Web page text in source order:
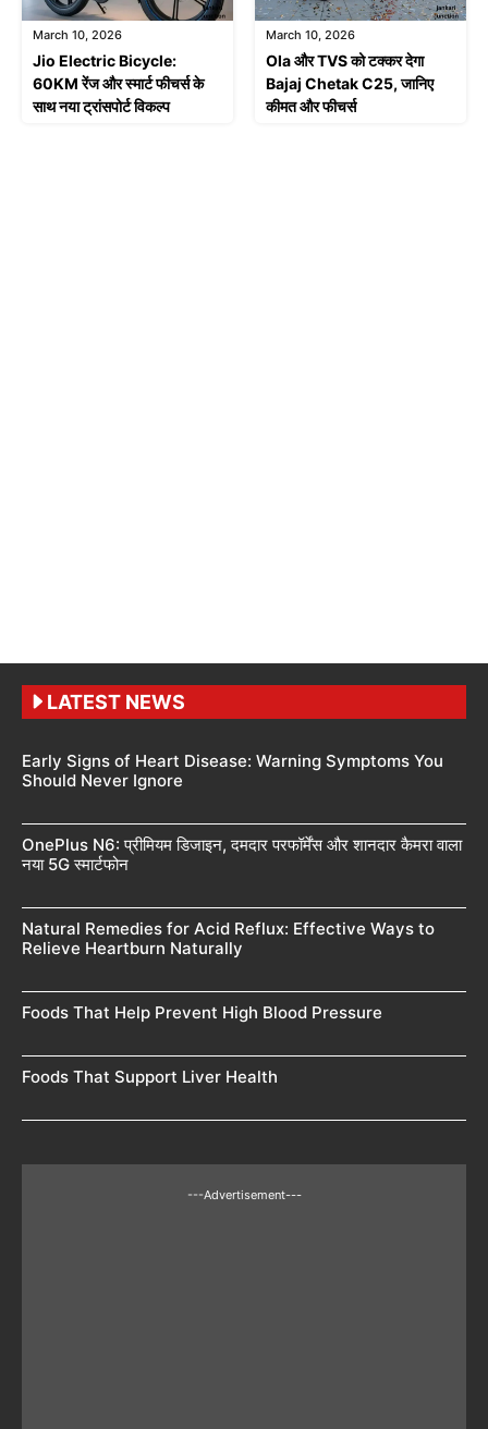
March 10, 2026
Jio Electric Bicycle:
60KM रेंज और स्मार्ट फीचर्स के
साथ नया ट्रांसपोर्ट विकल्प
March 10, 2026
Ola और TVS को टक्कर देगा
Bajaj Chetak C25, जानिए
कीमत और फीचर्स
LATEST NEWS
Early Signs of Heart Disease: Warning Symptoms You
Should Never Ignore
OnePlus N6: प्रीमियम डिजाइन, दमदार परफॉर्मेंस और शानदार कैमरा वाला
नया 5G स्मार्टफोन
Natural Remedies for Acid Reflux: Effective Ways to
Relieve Heartburn Naturally
Foods That Help Prevent High Blood Pressure
Foods That Support Liver Health
---Advertisement---